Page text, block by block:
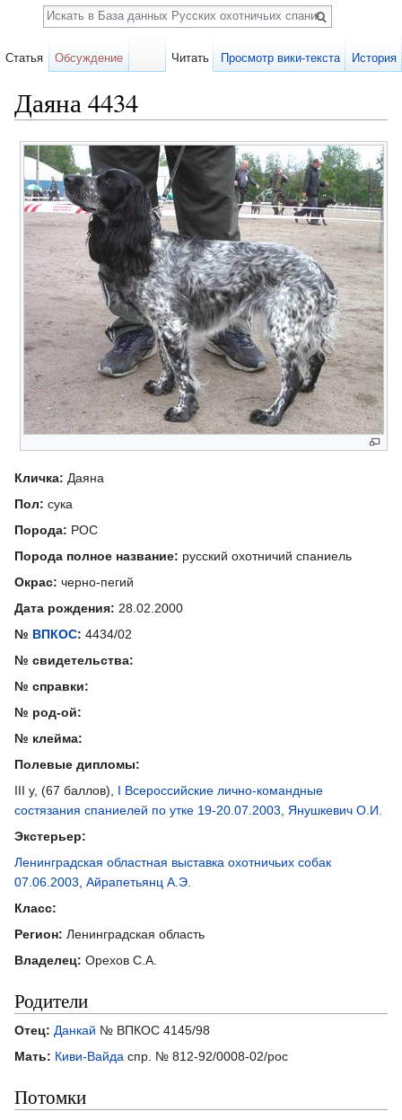
Даяна 4434
Карточка
собаки
Кличка: Даяна
Пол: сука
Порода: РОС
Порода полное название: русский охотничий спаниель
Окрас: черно-пегий
Дата рождения: 28.02.2000
№ ВПКОС: 4434/02
№ свидетельства:
№ справки:
№ род-ой:
№ клейма:
Полевые дипломы:
III у, (67 баллов), I Всероссийские лично-командные
состязания спаниелей по утке 19-20.07.2003
Янушкевич О.И.
Экстерьер:
Ленинградская областная выставка охотничьих собак
07.06.2003 Айрапетьянц А.Э.
Класс:
Регион: Ленинградская область
Владелец: Орехов С.А.
Родители
Отец: Данкай № ВПКОС 4145/98
Мать: Киви-Вайда спр. № 812-92/0008-02/рос
Потомки
Статья Обсуждение Читать Просмотр вики-текста История
Поиск